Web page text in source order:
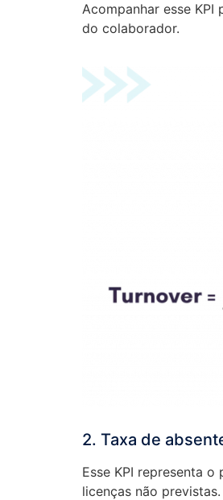
Acompanhar esse
do colaborador.
2. Taxa de
Esse KPI representa
licenças não